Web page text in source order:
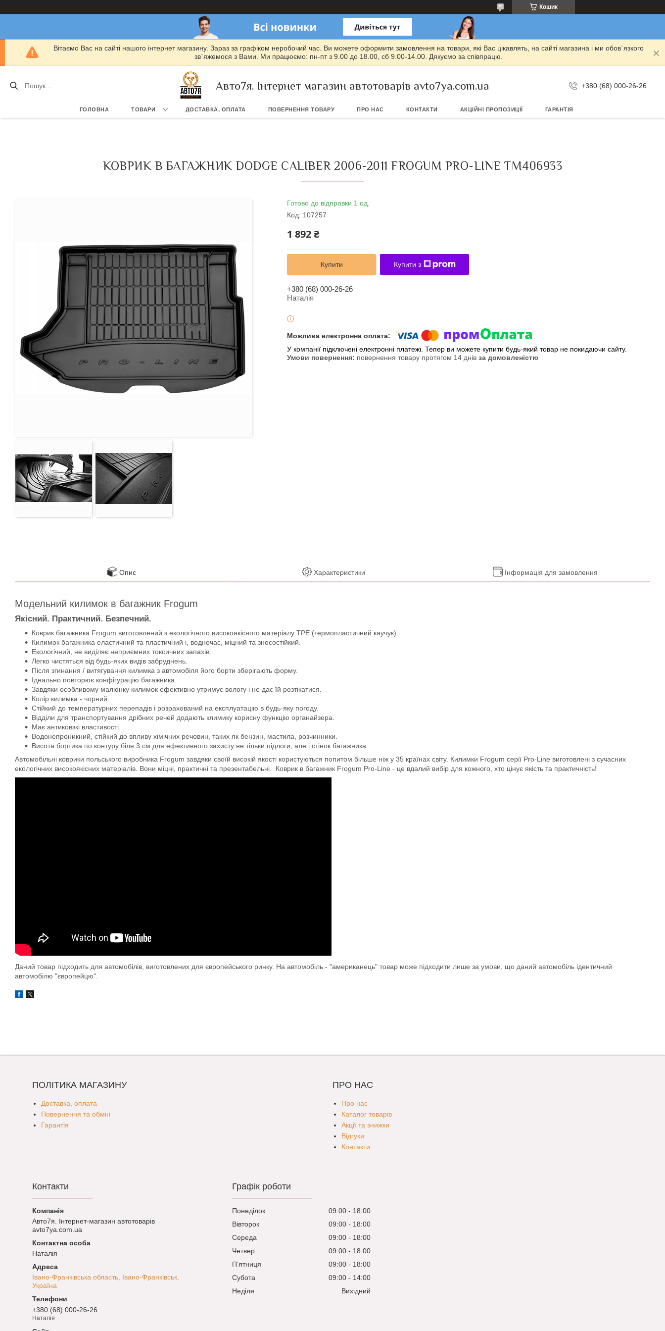
Кошик
Вітаємо Вас на сайті нашого інтернет магазину. Зараз за графіком неробочий час. Ви можете оформити замовлення на товари, які Вас цікавлять, на сайті магазина і ми обов`язкого
зв`яжемося з Вами. Ми працюємо: пн-пт з 9.00 до 18.00, сб 9.00-14.00. Дякуємо за співпрацю.
Авто7я. Інтернет магазин автотоварів avto7ya.com.ua +380 (68) 000-26-26
ГОЛОВНА ТОВАРИ ДОСТАВКА, ОПЛАТА ПОВЕРНЕННЯ ТОВАРУ ПРО НАС КОНТАКТИ АКЦІЙНІ ПРОПОЗИЦІЇ ГАРАНТІЯ
КОВРИК В БАГАЖНИК DODGE CALIBER 2006-2011 FROGUM PRO-LINE TM406933
Готово до відправки 1 од.
Код: 107257
1 892 ₴
Купити Купити з
+380 (68) 000-26-26
Наталія
У компанії підключені електронні платежі. Тепер ви можете купити будь-який товар не покидаючи сайту.
повернення товару протягом 14 днів за домовленістю
Опис Характеристики Інформація для замовлення
Модельний килимок в багажник Frogum
Якісний. Практичний. Безпечний.
Коврик багажника Frogum виготовлений з екологічного високоякісного матеріалу TPE (термопластичний каучук).
Килимок багажника еластичний та пластичний і, водночас, міцний та зносостійкий.
Екологічний, не виділяє неприємних токсичних запахів.
Легко чистяться від будь-яких видів забруднень.
Після згинання / витягування килимка з автомобіля його борти зберігають форму.
Ідеально повторює конфігурацію багажника.
Завдяки особливому малюнку килимок ефективно утримує вологу і не дає їй розтікатися.
Колір килимка - чорний.
Стійкий до температурних перепадів і розрахований на експлуатацію в будь-яку погоду.
Відділи для транспортування дрібних речей додають климику корисну функцію органайзера.
Має антиковзкі властивості.
Водонепроникний, стійкий до впливу хімічних речовин, таких як бензин, мастила, розчинники.
Висота бортика по контуру біля 3 см для ефективного захисту не тільки підлоги, але і стінок багажника.
Автомобільні коврики польського виробника Frogum завдяки своїй високій якості користуються попитом більше ніж у 35 країнах світу. Килимки Frogum серії Pro-Line виготовлені з сучасних
екологічних високоякісних матеріалів. Вони міцні, практичні та презентабельні. Коврик в багажник Frogum Pro-Line - це вдалий вибір для кожного, хто цінує якість та практичність!
Даний товар підходить для автомобілів, виготовлених для європейського ринку. На автомобіль - "американець" товар може підходити лише за умови, що даний автомобіль ідентичний
автомобілю "європейцю".
ПОЛІТИКА МАГАЗИНУ
Доставка, оплата
Повернення та обмін
Гарантія
ПРО НАС
Про нас
Каталог товарів
Акції та знижки
Відгуки
Контакти
Контакти
Авто7я. Інтернет-магазин автотоварів
avto7ya.com.ua
Наталія
Івано-Франківська область, Івано-Франківськ,
Україна
+380 (68) 000-26-26
Наталія
Графік роботи
Понеділок 09:00
18:00
Вівторок
09:00
18:00
Середа
09:00
18:00
Четвер
09:00
18:00
Пʼятниця
09:00
18:00
Субота
09:00
14:00
Неділя
Вихідний